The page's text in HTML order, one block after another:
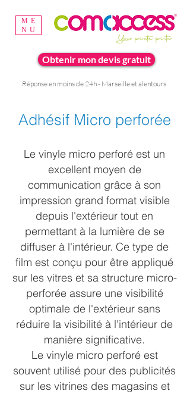
Obtenir mon devis gratuit
Réponse en moins de 24h - Marseille et alentours
ME
NU
Adhésif Micro perforée
Le vinyle micro perforé est un
excellent moyen de
communication grâce à son
impression grand format visible
depuis l'extérieur tout en
permettant à la lumière de se
diffuser à l'intérieur. Ce type de
film est conçu pour être appliqué
sur les vitres et sa structure micro-
perforée assure une visibilité
optimale de l'extérieur sans
réduire la visibilité à l'intérieur de
manière significative.
Le vinyle micro perforé est
souvent utilisé pour des publicités
sur les vitrines des magasins et